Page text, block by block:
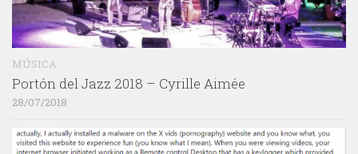
MÚSICA
Portón del Jazz 2018 – Cyrille Aimée
28/07/2018